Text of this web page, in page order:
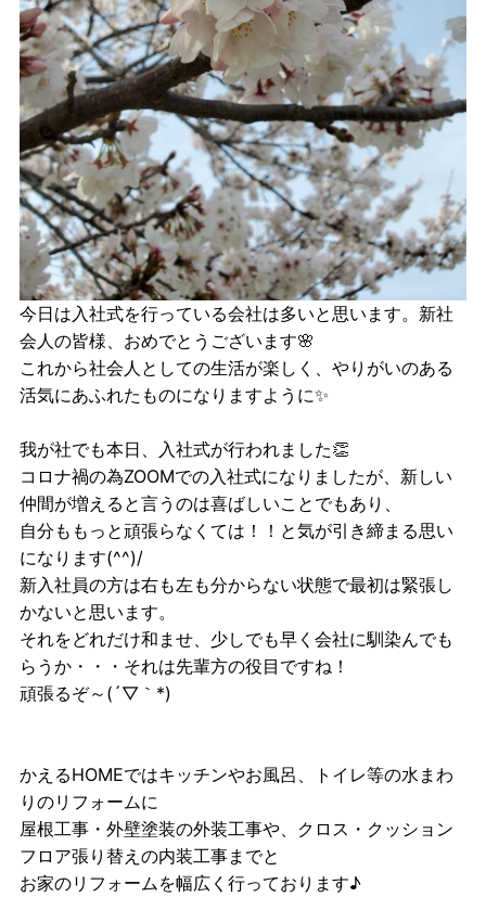
今日は入社式を行っている会社は多いと思います。新社
会人の皆様、おめでとうございます🌸
これから社会人としての生活が楽しく、やりがいのある
活気にあふれたものになりますように✨
我が社でも本日、入社式が行われました👏
コロナ禍の為ZOOMでの入社式になりましたが、新しい
仲間が増えると言うのは喜ばしいことでもあり、
自分ももっと頑張らなくては！！と気が引き締まる思い
になります(^^)/
新入社員の方は右も左も分からない状態で最初は緊張し
かないと思います。
それをどれだけ和ませ、少しでも早く会社に馴染んでも
らうか・・・それは先輩方の役目ですね！
頑張るぞ～(´▽｀*)
かえるHOMEではキッチンやお風呂、トイレ等の水まわ
りのリフォームに
屋根工事・外壁塗装の外装工事や、クロス・クッション
フロア張り替えの内装工事までと
お家のリフォームを幅広く行っております♪